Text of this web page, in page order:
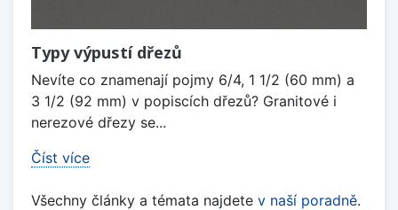
Typy výpustí dřezů
Nevíte co znamenají pojmy 6/4, 1 1/2 (60 mm) a
3 1/2 (92 mm) v popiscích dřezů? Granitové i
nerezové dřezy se...
Číst více
Všechny články a témata najdete v naší poradně.